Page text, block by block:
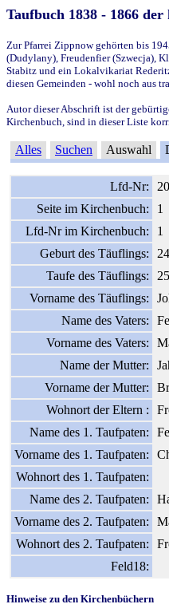
Taufbuch 1838 - 1866
Zur Pfarrei Zippnow gehörten bis
(Dudylany), Freudenfier (Szwecja),
Stabitz und ein Lokalvikariat
diesen Gemeinden - wohl noch aus
Autor dieser Abschrift ist der
Kirchenbuch, sind in dieser Liste
Alles Suchen Auswahl
Lfd-Nr:
20
Seite im Kirchenbuch:
1
Lfd-Nr im Kirchenbuch:
1
Geburt des Täuflings:
Taufe des Täuflings:
Vorname des Täuflings:
Name des Vaters:
Vorname des Vaters:
Name der Mutter:
Vorname der Mutter:
Wohnort der Eltern :
Name des 1. Taufpaten:
Vorname des 1. Taufpaten:
Wohnort des 1. Taufpaten:
Name des 2. Taufpaten:
Vorname des 2. Taufpaten:
Wohnort des 2. Taufpaten:
Feld18:
Hinweise zu den Kirchenbüchern